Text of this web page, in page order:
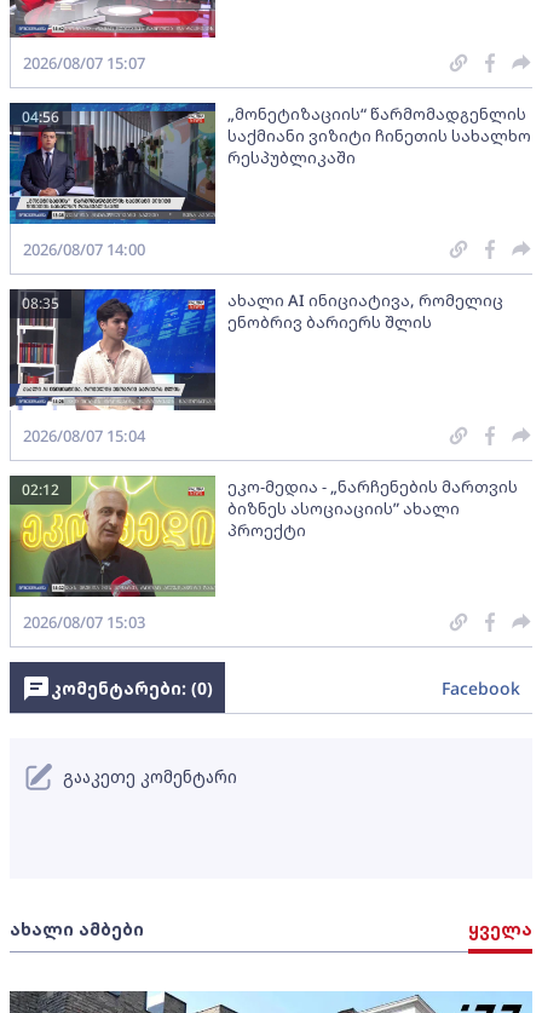
2026/08/07 15:07
„მონეტიზაციის“ წარმომადგენლის
საქმიანი ვიზიტი ჩინეთის სახალხო
რესპუბლიკაში
04:56
2026/08/07 14:00
ახალი AI ინიციატივა, რომელიც
ენობრივ ბარიერს შლის
08:35
2026/08/07 15:04
ეკო-მედია - „ნარჩენების მართვის
ბიზნეს ასოციაციის” ახალი
პროექტი
02:12
2026/08/07 15:03
ახალი ამბები ყველა
კომენტარები: (0) Facebook
გააკეთე კომენტარი